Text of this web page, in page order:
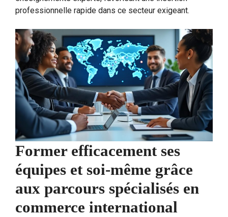
professionnelle rapide dans ce secteur exigeant.
Former efficacement ses
équipes et soi-même grâce
aux parcours spécialisés en
commerce international